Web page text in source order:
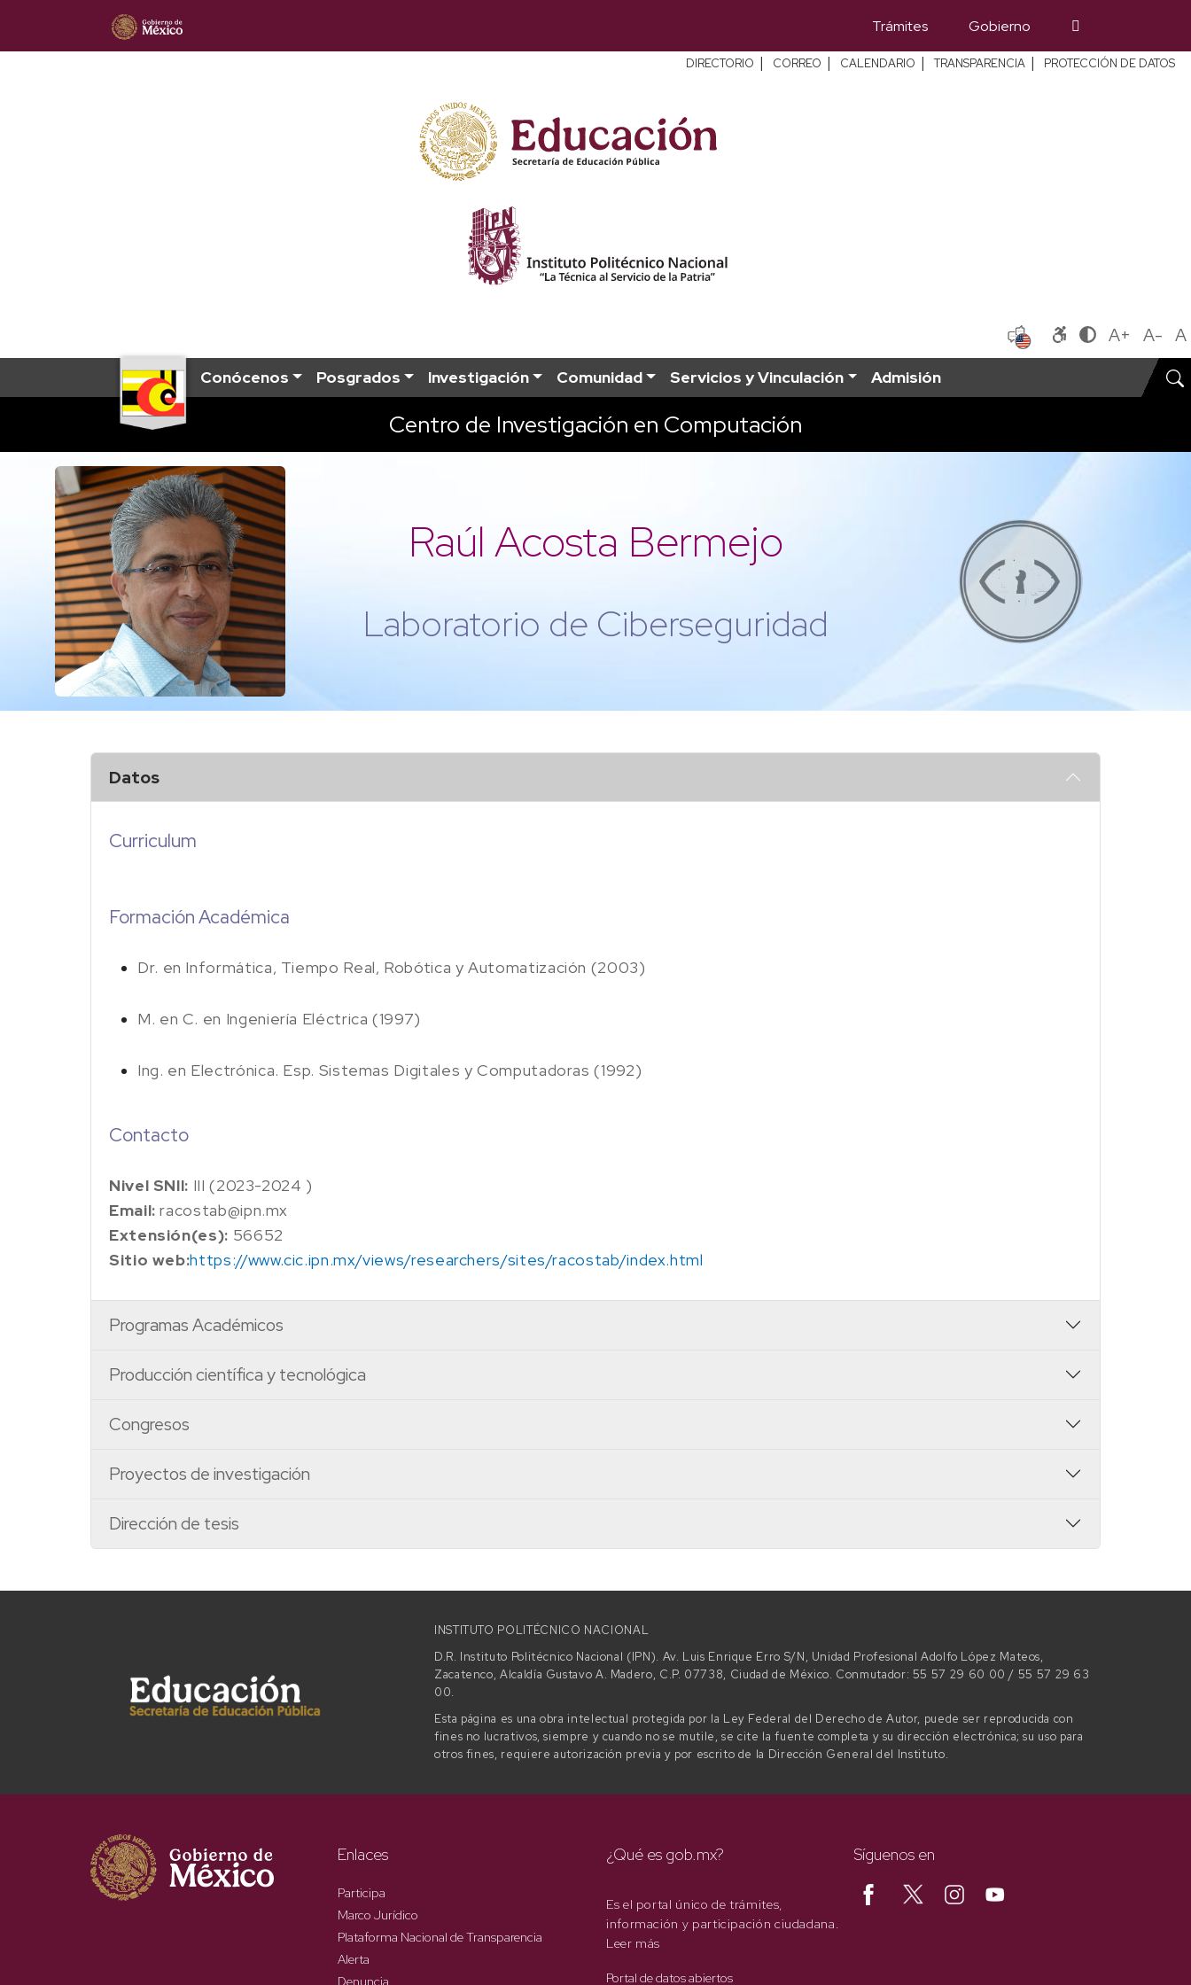
Trámites Gobierno
DIRECTORIO | CORREO | CALENDARIO | TRANSPARENCIA | PROTECCIÓN DE DATOS
A+ A- A
Conócenos Posgrados Investigación Comunidad Servicios y Vinculación Admisión
Centro de Investigación en Computación
Raúl Acosta Bermejo
Laboratorio de Ciberseguridad
Datos
Curriculum
Formación Académica
Dr. en Informática, Tiempo Real, Robótica y Automatización (2003)
M. en C. en Ingeniería Eléctrica (1997)
Ing. en Electrónica. Esp. Sistemas Digitales y Computadoras (1992)
Contacto
Nivel SNII: III (2023-2024 )
Email: racostab@ipn.mx
Extensión(es): 56652
Sitio web:https://www.cic.ipn.mx/views/researchers/sites/racostab/index.html
Programas Académicos
Producción científica y tecnológica
Congresos
Proyectos de investigación
Dirección de tesis
INSTITUTO POLITÉCNICO NACIONAL
D.R. Instituto Politécnico Nacional (IPN). Av. Luis Enrique Erro S/N, Unidad Profesional Adolfo López Mateos,
Zacatenco, Alcaldía Gustavo A. Madero, C.P. 07738, Ciudad de México. Conmutador: 55 57 29 60 00 / 55 57 29 63
00.
Esta página es una obra intelectual protegida por la Ley Federal del Derecho de Autor, puede ser reproducida con
fines no lucrativos, siempre y cuando no se mutile, se cite la fuente completa y su dirección electrónica; su uso para
otros fines, requiere autorización previa y por escrito de la Dirección General del Instituto.
Enlaces
Participa
Marco Jurídico
Plataforma Nacional de Transparencia
Alerta
Denuncia
¿Qué es gob.mx?
Es el portal único de trámites,
información y participación ciudadana.
Leer más
Portal de datos abiertos
Síguenos en